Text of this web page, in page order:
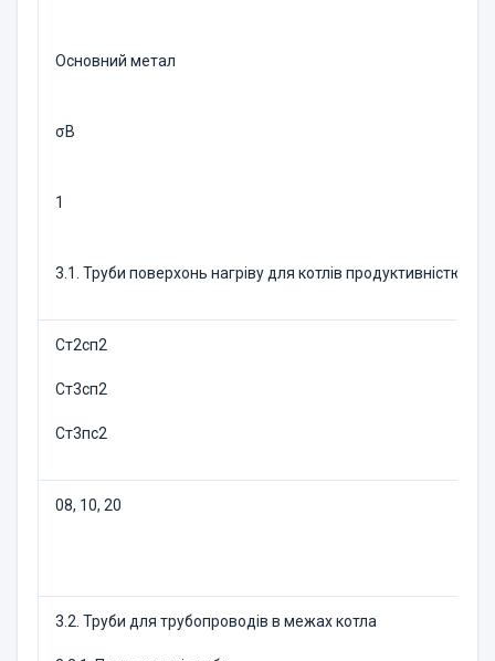
Основний метал
σB
1
3.1. Труби поверхонь нагріву для котлів продуктивністю до
Ст2сп2
Ст3сп2
Ст3пс2
08, 10, 20
3.2. Труби для трубопроводів в межах котла